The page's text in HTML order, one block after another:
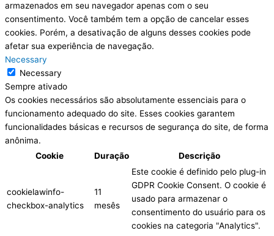
armazenados em seu navegador apenas com o seu
consentimento. Você também tem a opção de cancelar esses
cookies. Porém, a desativação de alguns desses cookies pode
afetar sua experiência de navegação.
Necessary
Necessary
Sempre ativado
Os cookies necessários são absolutamente essenciais para o
funcionamento adequado do site. Esses cookies garantem
funcionalidades básicas e recursos de segurança do site, de forma
anônima.
Cookie
Duração Descrição
cookielawinfo-
checkbox-analytics
11
mesês
Este cookie é definido pelo plug-in
GDPR Cookie Consent. O cookie é
usado para armazenar o
consentimento do usuário para os
cookies na categoria "Analytics".